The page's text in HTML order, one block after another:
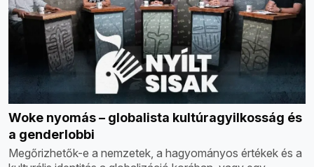
Woke nyomás – globalista kultúragyilkosság és
a genderlobbi
Megőrizhetők-e a nemzetek, a hagyományos értékek és a